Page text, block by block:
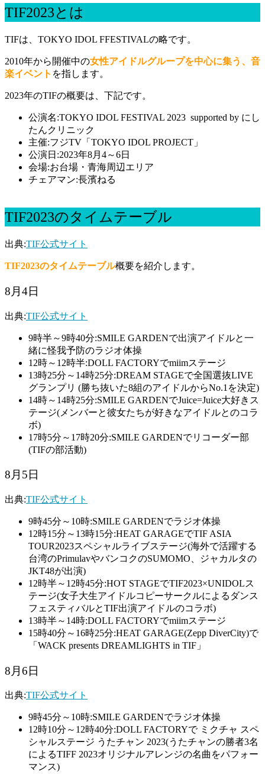
TIF2023とは
TIFは、TOKYO IDOL FFESTIVALの略です。
2010年から開催中の女性アイドルグループを中心に集う、音
楽イベント を指します。
2023年のTIFの概要は、下記です。
公演名:TOKYO IDOL FESTIVAL 2023 supported by にし
たんクリニック
主催:フジTV「TOKYO IDOL PROJECT」
公演日:2023年8月4～6日
会場:お台場・青海周辺エリア
チェアマン:長濱ねる
TIF2023のタイムテーブル
出典:TIF公式サイト
TIF2023のタイムテーブル概要を紹介します。
8月4日
出典:TIF公式サイト
9時半～9時40分:SMILE GARDENで出演アイドルと一
緒に怪我予防のラジオ体操
12時～12時半:DOLL FACTORYでmiimステージ
13時25分～14時25分:DREAM STAGEで全国選抜LIVE
グランプリ (勝ち抜いた8組のアイドルからNo.1を決定)
14時～14時25分:SMILE GARDENでJuice=Juice大好きス
テージ(メンバーと彼女たちが好きなアイドルとのコラ
ボ)
17時5分～17時20分:SMILE GARDENでリコーダー部
(TIFの部活動)
8月5日
出典:TIF公式サイト
9時45分～10時:SMILE GARDENでラジオ体操
12時15分～13時15分:HEAT GARAGEでTIF ASIA
TOUR2023スペシャルライブステージ(海外で活躍する
台湾のPrimulavやバンコクのSUMOMO、ジャカルタの
JKT48が出演)
12時半～12時45分:HOT STAGEでTIF2023×UNIDOLス
テージ(女子大生アイドルコピーサークルによるダンス
フェスティバルとTIF出演アイドルのコラボ)
13時半～14時:DOLL FACTORYでmiimステージ
15時40分～16時25分:HEAT GARAGE(Zepp DiverCity)で
「WACK presents DREAMLIGHTS in TIF」
8月6日
出典:TIF公式サイト
9時45分～10時:SMILE GARDENでラジオ体操
12時10分～12時40分:DOLL FACTORYで ミクチャ スペ
シャルステージ うたチャン 2023(うたチャンの勝者3名
によるTIFF 2023オリジナルアレンジの名曲をパフォー
マンス)